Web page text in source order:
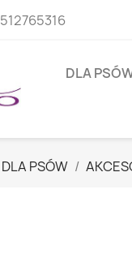
512765316
DLA
DLA PSÓW